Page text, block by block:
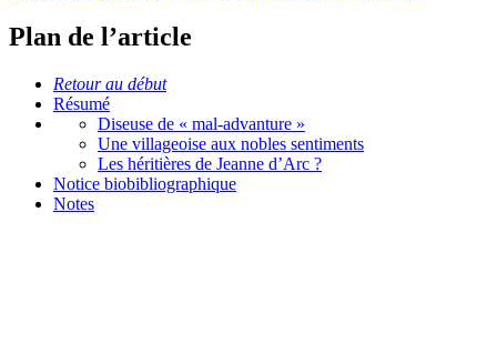
Plan de l’article
Retour au début
Résumé
Diseuse de « mal-advanture »
Une villageoise aux nobles sentiments
Les héritières de Jeanne d’Arc ?
Notice biobibliographique
Notes